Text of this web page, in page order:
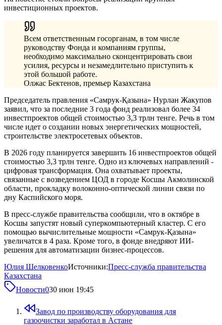
инвестиционных проектов.
Всем ответственным госорганам, в том числе
руководству Фонда и компаниям группы,
необходимо максимально сконцентрировать свои
усилия, ресурсы и незамедлительно приступить к
этой большой работе.
Олжас Бектенов, премьер Казахстана
Председатель правления «Самрук-Қазына» Нурлан Жакупов
заявил, что за последние 3 года фонд реализовал более 34
инвестпроектов общей стоимостью 3,3 трлн тенге. Речь в том
числе идет о создании новых энергетических мощностей,
строительстве электросетевых объектов.
В 2026 году планируется завершить 16 инвестпроектов общей
стоимостью 3,3 трлн тенге. Одно из ключевых направлений -
цифровая трансформация. Она охватывает проекты,
связанные с возведением ЦОД в городе Косшы Акмолинской
области, прокладку волоконно-оптической линии связи по
дну Каспийского моря.
В пресс-службе правительства сообщили, что в октябре в
Косшы запустят новый суперкомпьютерный кластер. С его
помощью вычислительные мощности «Самрук-Қазына»
увеличатся в 4 раза. Кроме того, в фонде внедряют ИИ-
решения для автоматизации бизнес-процессов.
Юлия ШелковенкоИсточники:Пресс-служба правительства
Казахстана
Новости030 июн 19:45
Завод по производству оборудования для
газоочистки заработал в Астане